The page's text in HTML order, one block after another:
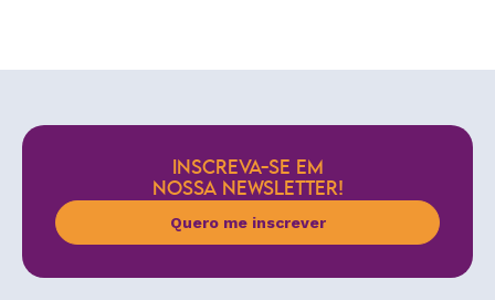
INSCREVA-SE EM
NOSSA NEWSLETTER!
Quero me inscrever